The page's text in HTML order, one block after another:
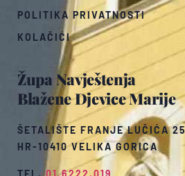
Župa Navještenja
Blažene Djevice Marije
ŠETALIŠTE FRANJE LUČIĆA 25
HR-10410 VELIKA GORICA
TEL.01.6222.019
POLITIKA PRIVATNOSTI
KOLAČIĆI